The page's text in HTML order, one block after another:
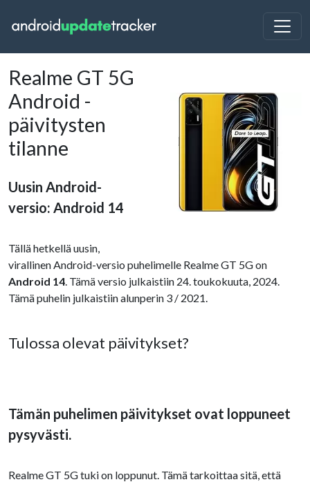
Realme GT 5G
Android -
päivitysten
tilanne
Uusin Android-
versio: Android 14
Tällä hetkellä uusin,
virallinen Android-versio puhelimelle Realme GT 5G on
Android 14. Tämä versio julkaistiin 24. toukokuuta, 2024.
Tämä puhelin julkaistiin alunperin 3 / 2021.
Tulossa olevat päivitykset?
Tämän puhelimen päivitykset ovat loppuneet
pysyvästi.
Realme GT 5G tuki on loppunut. Tämä tarkoittaa sitä, että